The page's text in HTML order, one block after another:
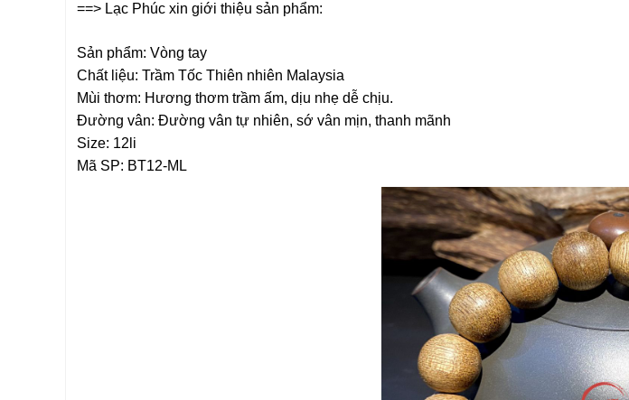
==> Lạc Phúc xin giới thiệu sản phẩm:
Sản phẩm: Vòng tay
Chất liệu: Trầm Tốc Thiên nhiên Malaysia
Mùi thơm: Hương thơm trầm ấm, dịu nhẹ dễ chịu.
Đường vân: Đường vân tự nhiên, sớ vân mịn, thanh mãnh
Size: 12li
Mã SP: BT12-ML